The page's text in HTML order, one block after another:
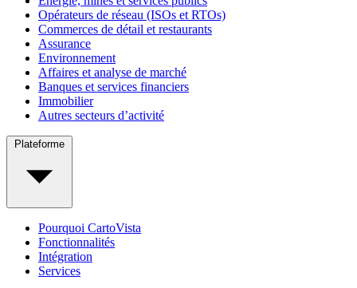
Opérateurs de réseau (ISOs et RTOs)
Commerces de détail et restaurants
Assurance
Environnement
Affaires et analyse de marché
Banques et services financiers
Immobilier
Autres secteurs d’activité
Pourquoi CartoVista
Fonctionnalités
Intégration
Services